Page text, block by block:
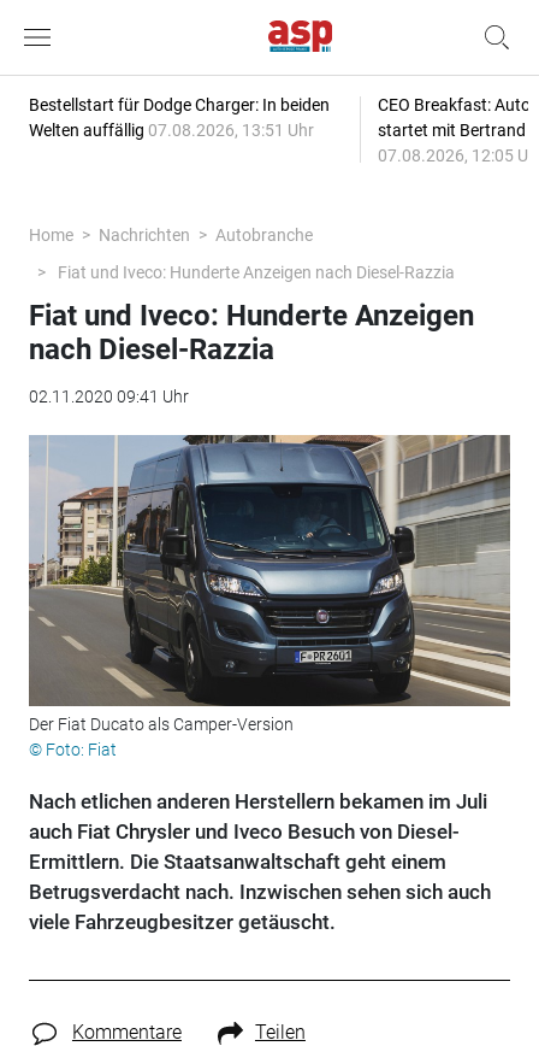
Bestellstart für Dodge Charger: In beiden
Welten auffällig 07.08.2026, 13:51 Uhr
CEO Breakfast:
startet mit Bertrand
07.08.2026, 12:05
Home Nachrichten
Autobranche
Fiat und Iveco: Hunderte Anzeigen nach Diesel-Razzia
Fiat und Iveco: Hunderte Anzeigen
nach Diesel-Razzia
02.11.2020 09:41 Uhr
Der Fiat Ducato als Camper-Version
© Foto: Fiat
Nach etlichen anderen Herstellern bekamen im Juli
auch Fiat Chrysler und Iveco Besuch von Diesel-
Ermittlern. Die Staatsanwaltschaft geht einem
Betrugsverdacht nach. Inzwischen sehen sich auch
viele Fahrzeugbesitzer getäuscht.
Kommentare Teilen